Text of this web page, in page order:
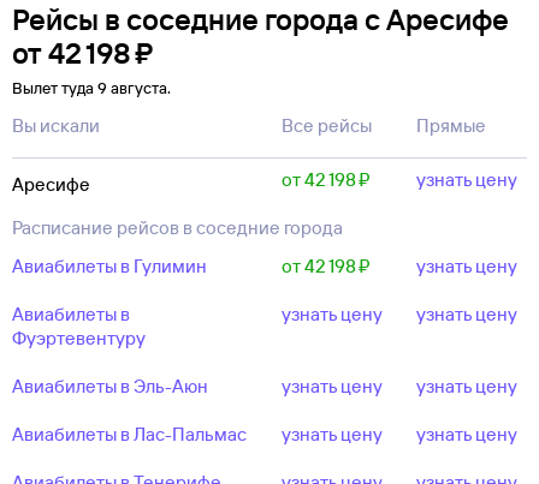
Рейсы в соседние города с Аресифе
от42 ⁠198 ⁠₽
Вылет туда 9 августа.
Вы искали Все рейсы Прямые
Аресифе от 42 ⁠198 ⁠₽ узнать цену
Расписание рейсов в соседние города
Авиабилеты в Гулимин
от 42 ⁠198 ⁠₽ узнать цену
Авиабилеты в
Фуэртевентуру
узнать цену узнать цену
Авиабилеты в Эль-Аюн узнать цену узнать цену
Авиабилеты в Лас-Пальмас узнать цену узнать цену